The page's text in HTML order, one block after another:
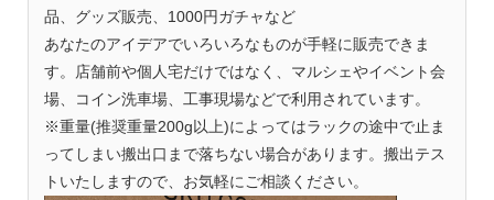
品、グッズ販売、1000円ガチャなど
あなたのアイデアでいろいろなものが手軽に販売できま
す。店舗前や個人宅だけではなく、マルシェやイベント会
場、コイン洗車場、工事現場などで利用されています。
※重量(推奨重量200g以上)によってはラックの途中で止ま
ってしまい搬出口まで落ちない場合があります。搬出テス
トいたしますので、お気軽にご相談ください。